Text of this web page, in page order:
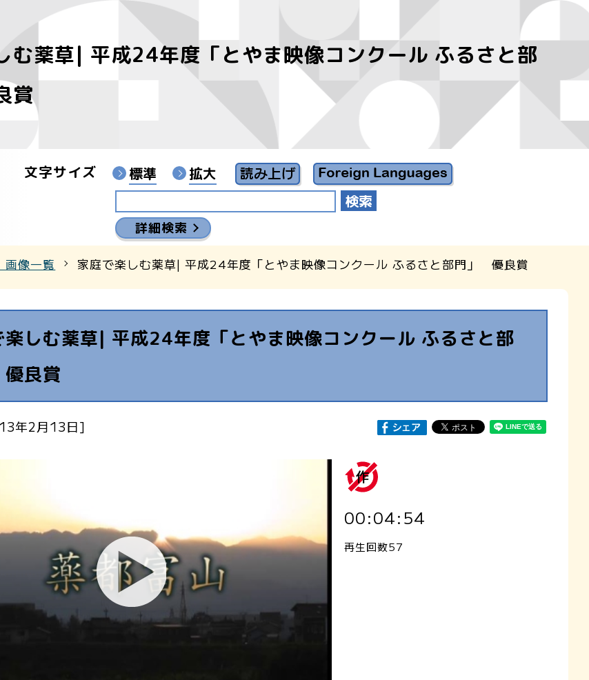
ーYouTubeチャンネル
む薬草| 平成24年度「とやま映像コンクール ふるさと部
賞
文字サイズ 標準 拡大
詳細検索
画像一覧 家庭で楽しむ薬草| 平成24年度「とやま映像コンクール ふるさと部門」 優良賞
楽しむ薬草| 平成24年度「とやま映像コンクール ふるさと部
良賞
年2月13日]
00:04:54
再生回数57